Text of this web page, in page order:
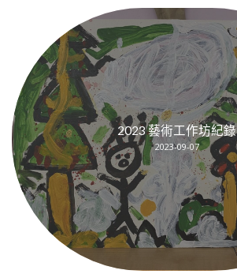
2023 藝術工作坊紀錄
2023-09-07